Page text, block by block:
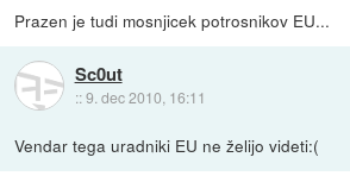
Prazen je tudi mosnjicek potrosnikov EU...
Sc0ut
::9. dec 2010, 16:11
Vendar tega uradniki EU ne želijo videti:(